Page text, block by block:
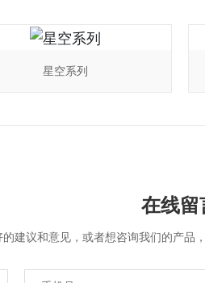
星空系列
在线留
建议和意见，或者想咨询我们的产品